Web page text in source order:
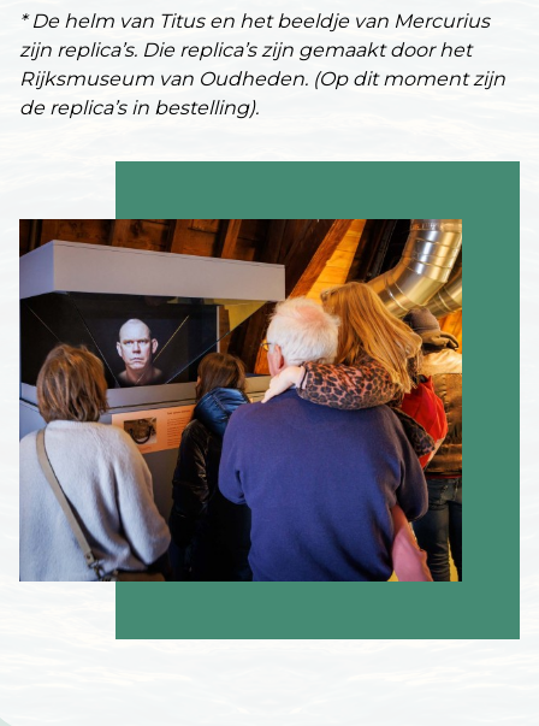
* De helm van Titus en het beeldje van Mercurius
zijn replica’s. Die replica’s zijn gemaakt door het
Rijksmuseum van Oudheden. (Op dit moment zijn
de replica’s in bestelling).